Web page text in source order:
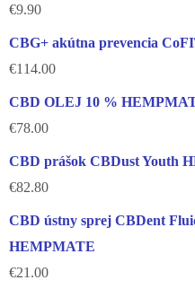
€9.90
CBG+ akútna prevencia
€114.00
CBD OLEJ 10 %
€78.00
CBD prášok CBDust Youth
€82.80
CBD ústny sprej CBDent
HEMPMATE
€21.00